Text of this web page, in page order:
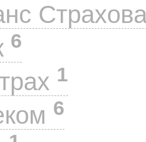
6
1
6